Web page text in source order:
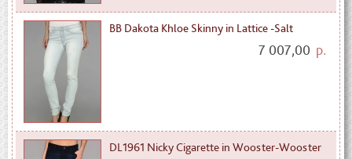
BB Dakota Khloe Skinny in Lattice -Salt
7 007,00 р.
DL1961 Nicky Cigarette in Wooster-Wooster